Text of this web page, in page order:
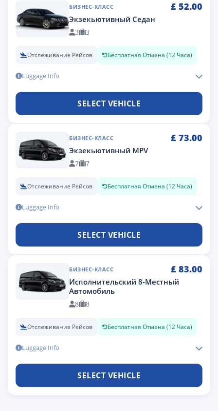
БИЗНЕС-КЛАСС £ 52.00
Экзекьютивный Седан
3 3
Отслеживание Рейсов Бесплатная Отмена (12 Часа)
Luggage Info
SELECT VEHICLE
БИЗНЕС-КЛАСС £ 73.00
Экзекьютивный MPV
7 7
Отслеживание Рейсов Бесплатная Отмена (12 Часа)
Luggage Info
SELECT VEHICLE
БИЗНЕС-КЛАСС £ 83.00
Исполнительский 8-Местный
Автомобиль
8 8
Отслеживание Рейсов Бесплатная Отмена (12 Часа)
Luggage Info
SELECT VEHICLE